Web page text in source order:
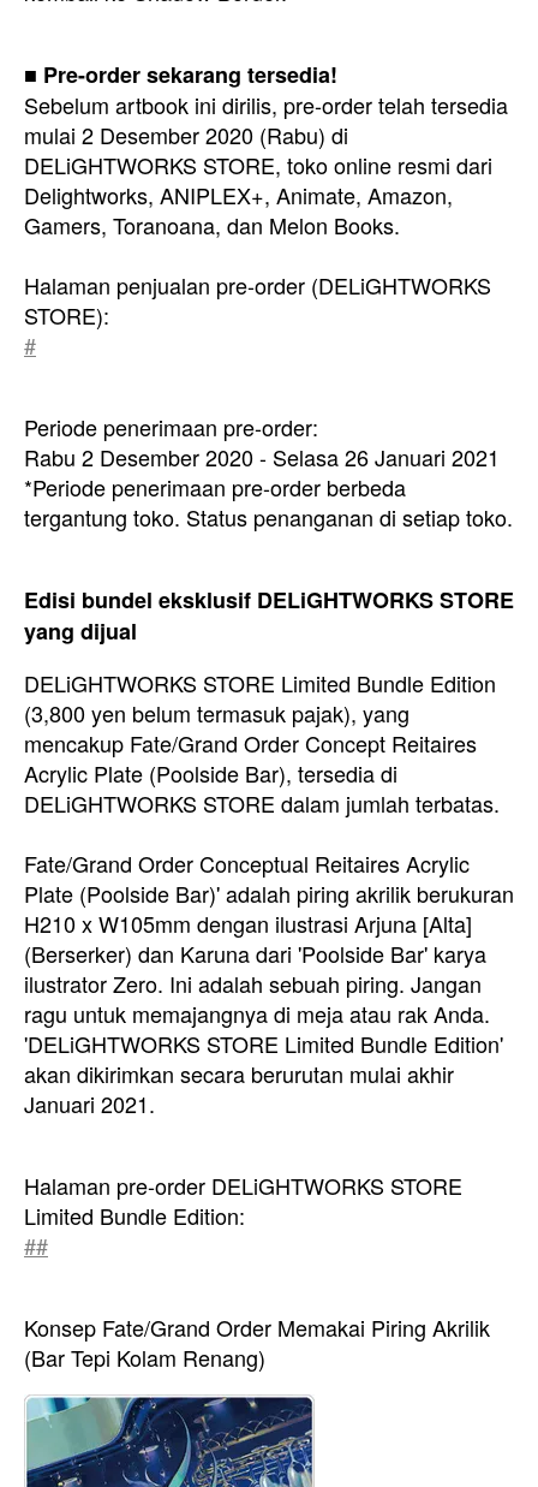
■ Pre-order sekarang tersedia!
Sebelum artbook ini dirilis, pre-order telah tersedia
mulai 2 Desember 2020 (Rabu) di
DELiGHTWORKS STORE, toko online resmi dari
Delightworks, ANIPLEX+, Animate, Amazon,
Gamers, Toranoana, dan Melon Books.
Halaman penjualan pre-order (DELiGHTWORKS
STORE):
#
Periode penerimaan pre-order:
Rabu 2 Desember 2020 - Selasa 26 Januari 2021
*Periode penerimaan pre-order berbeda
tergantung toko. Status penanganan di setiap toko.
Edisi bundel eksklusif DELiGHTWORKS STORE
yang dijual
DELiGHTWORKS STORE Limited Bundle Edition
(3,800 yen belum termasuk pajak), yang
mencakup Fate/Grand Order Concept Reitaires
Acrylic Plate (Poolside Bar), tersedia di
DELiGHTWORKS STORE dalam jumlah terbatas.
Fate/Grand Order Conceptual Reitaires Acrylic
Plate (Poolside Bar)' adalah piring akrilik berukuran
H210 x W105mm dengan ilustrasi Arjuna [Alta]
(Berserker) dan Karuna dari 'Poolside Bar' karya
ilustrator Zero. Ini adalah sebuah piring. Jangan
ragu untuk memajangnya di meja atau rak Anda.
'DELiGHTWORKS STORE Limited Bundle Edition'
akan dikirimkan secara berurutan mulai akhir
Januari 2021.
Halaman pre-order DELiGHTWORKS STORE
Limited Bundle Edition:
##
Konsep Fate/Grand Order Memakai Piring Akrilik
(Bar Tepi Kolam Renang)